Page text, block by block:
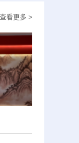
查看更多 >